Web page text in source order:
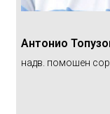
Антонио
надв. помошен